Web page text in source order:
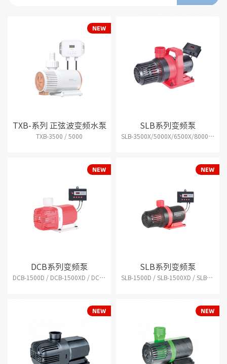
TXB-系列 正弦波变频水泵
TXB-3500 / 5000
SLB系列变频泵
SLB-3500X/5000X/6500X/8000X/10000X/12000X/15000X/18000X/20000X/25000X/30000X/35000X
DCB系列变频泵
DCB-1500D / DCB-1500XD / DCB-2500D / DCB-2500XD
SLB系列变频泵
SLB-1500D / SLB-1500XD / SLB-2500D / SLB-2500XD